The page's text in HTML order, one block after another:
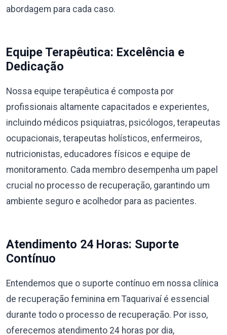
abordagem para cada caso.
Equipe Terapêutica: Excelência e
Dedicação
Nossa equipe terapêutica é composta por
profissionais altamente capacitados e experientes,
incluindo médicos psiquiatras, psicólogos, terapeutas
ocupacionais, terapeutas holísticos, enfermeiros,
nutricionistas, educadores físicos e equipe de
monitoramento. Cada membro desempenha um papel
crucial no processo de recuperação, garantindo um
ambiente seguro e acolhedor para as pacientes.
Atendimento 24 Horas: Suporte
Contínuo
Entendemos que o suporte contínuo em nossa clínica
de recuperação feminina em Taquarivaí é essencial
durante todo o processo de recuperação. Por isso,
oferecemos atendimento 24 horas por dia,